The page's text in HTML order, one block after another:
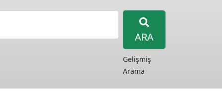
ARA
Gelişmiş
Arama